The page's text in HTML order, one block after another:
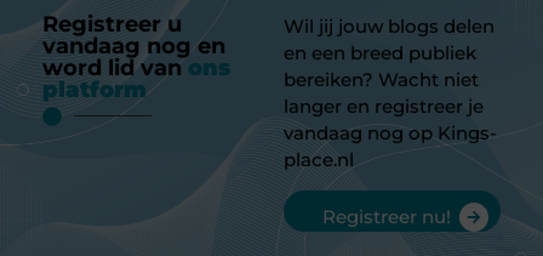
Registreer u
vandaag nog en
word lid van ons
platform
Wil jij jouw blogs delen
en een breed publiek
bereiken? Wacht niet
langer en registreer je
vandaag nog op Kings-
place.nl
Registreer nu!